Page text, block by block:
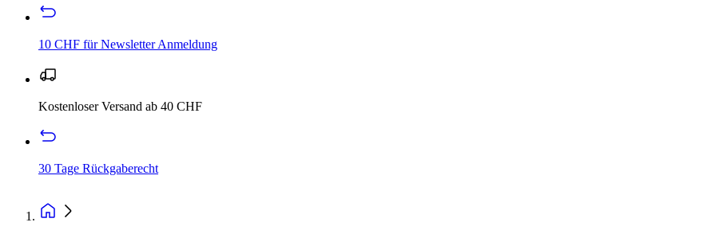
10 CHF für Newsletter Anmeldung
Kostenloser Versand ab 40 CHF
30 Tage Rückgaberecht